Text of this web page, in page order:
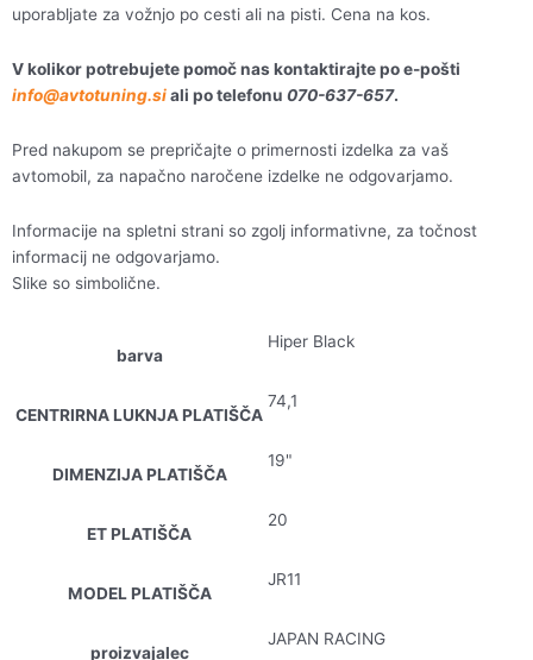
uporabljate za vožnjo po cesti ali na pisti. Cena na kos.
V kolikor potrebujete pomoč nas kontaktirajte po e-pošti
info@avtotuning.siali po telefonu 070-637-657.
Pred nakupom se prepričajte o primernosti izdelka za vaš
avtomobil, za napačno naročene izdelke ne odgovarjamo.
Informacije na spletni strani so zgolj informativne, za točnost
informacij ne odgovarjamo.
Slike so simbolične.
barva
Hiper Black
CENTRIRNA LUKNJA PLATIŠČA
74,1
DIMENZIJA PLATIŠČA
19"
ET PLATIŠČA
20
MODEL PLATIŠČA
JR11
proizvajalec
JAPAN RACING